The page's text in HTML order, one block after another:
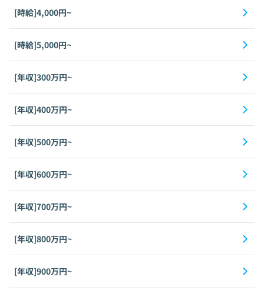
[時給]4,000円~
[時給]5,000円~
[年収]300万円~
[年収]400万円~
[年収]500万円~
[年収]600万円~
[年収]700万円~
[年収]800万円~
[年収]900万円~